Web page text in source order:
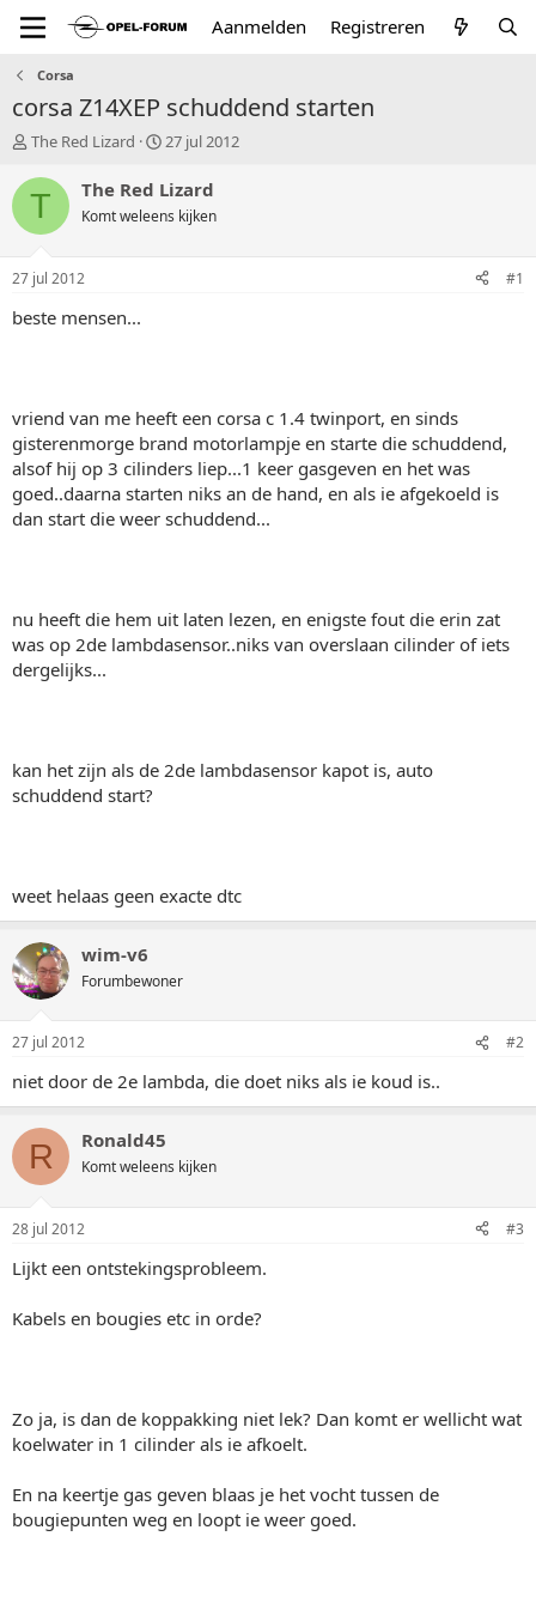
Aanmelden Registreren
Corsa
corsa Z14XEP schuddend starten
T
p
t
a
r
The Red Lizard
S
a
t
27 jul 2012
T The Red Lizard
Komt weleens kijken
27 jul 2012 #1
beste mensen...
vriend van me heeft een corsa c 1.4 twinport, en sinds
gisterenmorge brand motorlampje en starte die schuddend,
alsof hij op 3 cilinders liep...1 keer gasgeven en het was
goed..daarna starten niks an de hand, en als ie afgekoeld is
dan start die weer schuddend...
nu heeft die hem uit laten lezen, en enigste fout die erin zat
was op 2de lambdasensor..niks van overslaan cilinder of iets
dergelijks...
kan het zijn als de 2de lambdasensor kapot is, auto
schuddend start?
weet helaas geen exacte dtc
wim-v6
Forumbewoner
27 jul 2012 #2
niet door de 2e lambda, die doet niks als ie koud is..
R Ronald45
Komt weleens kijken
28 jul 2012 #3
Lijkt een ontstekingsprobleem.
Kabels en bougies etc in orde?
Zo ja, is dan de koppakking niet lek? Dan komt er wellicht wat
koelwater in 1 cilinder als ie afkoelt.
En na keertje gas geven blaas je het vocht tussen de
bougiepunten weg en loopt ie weer goed.